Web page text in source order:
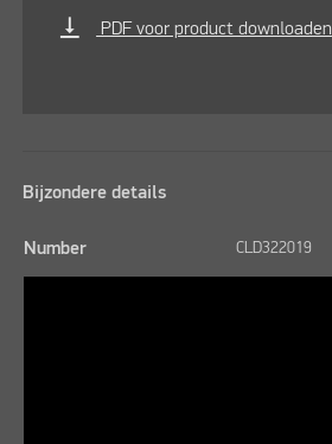
vertical_align_bottom PDF voor product downloaden
Bijzondere details
Number CLD322019